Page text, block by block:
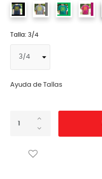
Talla: 3/4
Ayuda de Tallas